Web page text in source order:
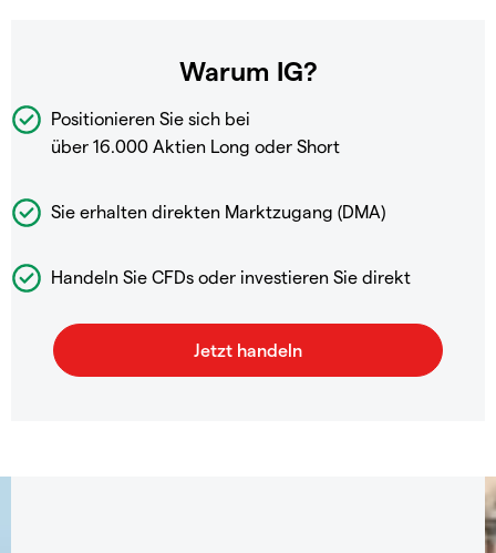
Warum IG?
Positionieren Sie sich bei
über 16.000 Aktien Long oder Short
Sie erhalten direkten Marktzugang (DMA)
Handeln Sie CFDs oder investieren Sie direkt